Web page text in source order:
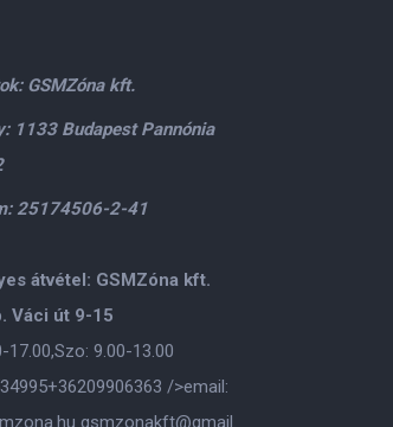
GSMZóna kft.
1133 Budapest Pannónia
25174506-2-41
átvétel: GSMZóna kft.
Váci út 9-15
17.00,Szo: 9.00-13.00
+36209906363 />email:
gsmzonakft@gmail.